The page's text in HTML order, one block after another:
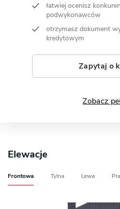
łatwiej ocenisz
podwykonawców
otrzymasz dokument
kredytowym
Zapytaj o
Zobacz
Elewacje
Frontowa Tylna Lewa